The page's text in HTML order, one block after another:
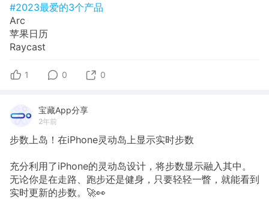
#2023最爱的3个产品
Arc
苹果日历
Raycast
1 0 0
宝藏App分享
2年前
步数上岛！在iPhone灵动岛上显示实时步数
充分利用了iPhone的灵动岛设计，将步数显示融入其中。
无论你是在走路、跑步还是健身，只要轻轻一瞥，就能看到
实时更新的步数。🚀👀